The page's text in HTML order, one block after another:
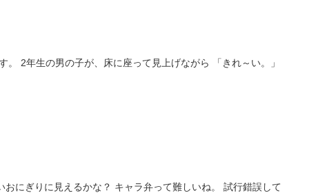
生の男の子が、床に座って見上げながら 「きれ～い。」
にぎりに見えるかな？ キャラ弁って難しいね。 試行錯誤して